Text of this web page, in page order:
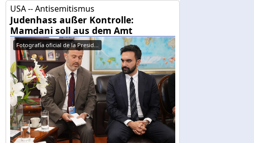
USA -- Antisemitismus
Judenhass außer Kontrolle:
Mamdani soll aus dem Amt
Fotografía oficial de la Presid...